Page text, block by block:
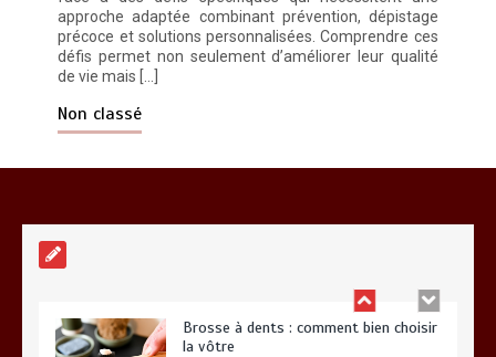
approche adaptée combinant prévention, dépistage
précoce et solutions personnalisées. Comprendre ces
défis permet non seulement d’améliorer leur qualité
de vie mais […]
Non classé
Brosse à dents : comment bien choisir
la vôtre